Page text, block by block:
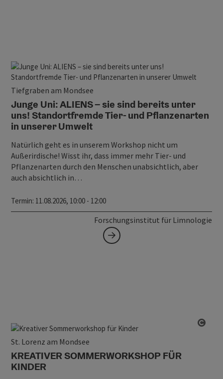
Tiefgraben am Mondsee
Junge Uni: ALIENS – sie sind bereits unter
uns! Standortfremde Tier- und Pflanzenarten
in unserer Umwelt
Natürlich geht es in unserem Workshop nicht um
Außerirdische! Wisst ihr, dass immer mehr Tier- und
Pflanzenarten durch den Menschen unabsichtlich, aber
auch absichtlich in…
Termin: 11.08.2026, 10:00 - 12:00
Forschungsinstitut für Limnologie
St. Lorenz am Mondsee
KREATIVER SOMMERWORKSHOP FÜR
KINDER